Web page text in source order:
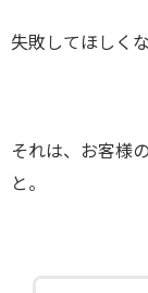
失敗してほしく
それは、お客様
と。